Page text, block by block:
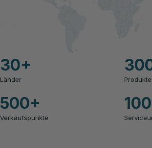
30+
Länder Produkte
500+
Verkaufspunkte
100